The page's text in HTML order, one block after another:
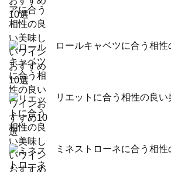
ロールキャベツに合う相
リエットに合う相性の良
ミネストローネに合う相